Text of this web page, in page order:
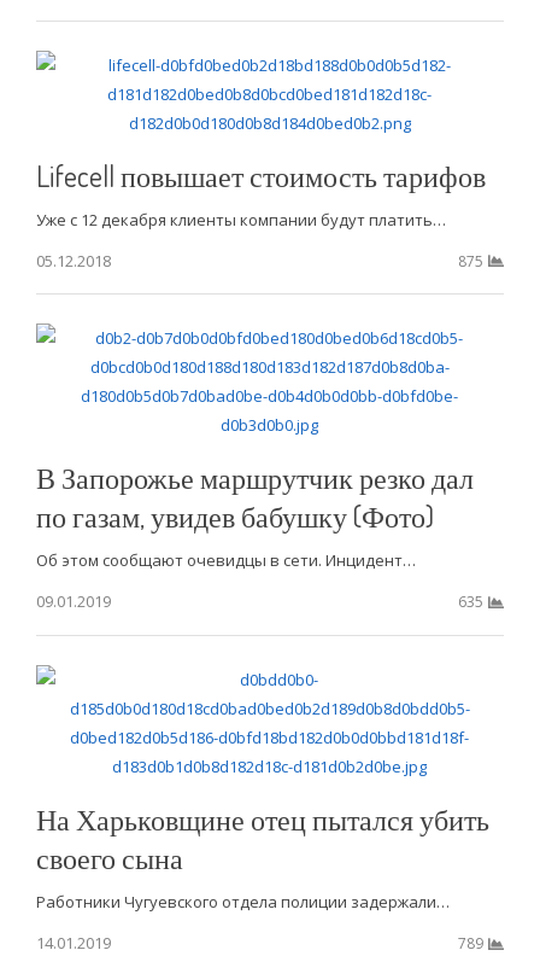
Lifecell повышает стоимость тарифов
Уже с 12 декабря клиенты компании будут платить…
05.12.2018
875
В Запорожье маршрутчик резко дал
по газам, увидев бабушку (Фото)
Об этом сообщают очевидцы в сети. Инцидент…
09.01.2019
635
На Харьковщине отец пытался убить
своего сына
Работники Чугуевского отдела полиции задержали…
14.01.2019
789